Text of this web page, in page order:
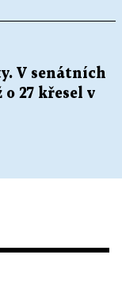
V senátních
27 křesel v